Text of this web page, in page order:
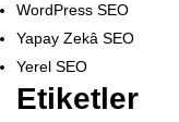
WordPress SEO
Yapay Zekâ SEO
Yerel SEO
Etiketler